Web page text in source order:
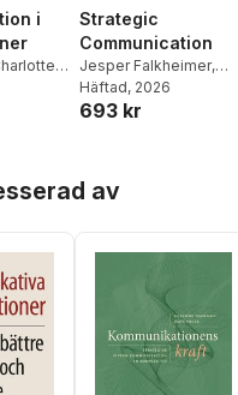
i
Strategic
Communication
Jesper Falkheimer,
Mats Heide
Häftad, 2026
693 kr
av